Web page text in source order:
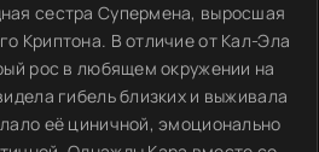
сестра Супермена, выросшая
Криптона. В отличие от Кал-Эла
рос в любящем окружении на
гибель близких и выживала
её циничной, эмоционально